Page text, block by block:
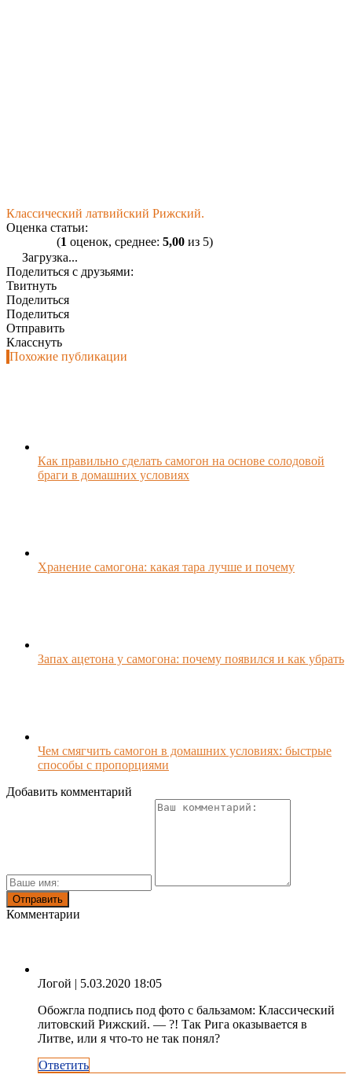
Классический латвийский Рижский.
Оценка статьи:
(1 оценок, среднее: 5,00 из 5)
Загрузка...
Поделиться с друзьями:
Твитнуть
Поделиться
Поделиться
Отправить
Класснуть
Похожие публикации
Как правильно сделать самогон на основе солодовой
браги в домашних условиях
Хранение самогона: какая тара лучше и почему
Запах ацетона у самогона: почему появился и как убрать
Чем смягчить самогон в домашних условиях: быстрые
способы с пропорциями
Добавить комментарий
Комментарии
Логой | 5.03.2020 18:05
Обожгла подпись под фото с бальзамом: Классический
литовский Рижский. — ?! Так Рига оказывается в
Литве, или я что-то не так понял?
Ответить